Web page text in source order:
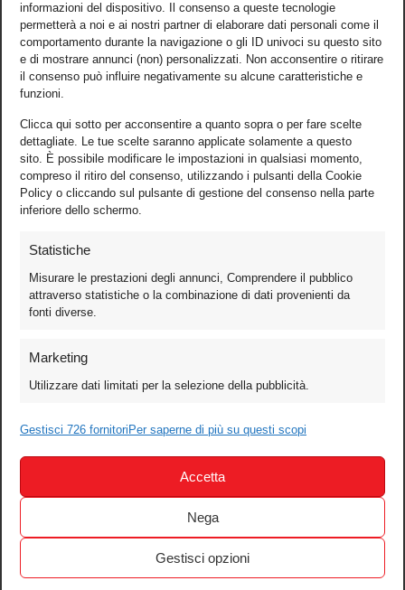
informazioni del dispositivo. Il consenso a queste tecnologie
permetterà a noi e ai nostri partner di elaborare dati personali come il
comportamento durante la navigazione o gli ID univoci su questo sito
e di mostrare annunci (non) personalizzati. Non acconsentire o ritirare
il consenso può influire negativamente su alcune caratteristiche e
funzioni.
Clicca qui sotto per acconsentire a quanto sopra o per fare scelte
dettagliate. Le tue scelte saranno applicate solamente a questo
sito. È possibile modificare le impostazioni in qualsiasi momento,
compreso il ritiro del consenso, utilizzando i pulsanti della Cookie
Policy o cliccando sul pulsante di gestione del consenso nella parte
inferiore dello schermo.
Statistiche
Misurare le prestazioni degli annunci, Comprendere il pubblico
attraverso statistiche o la combinazione di dati provenienti da
fonti diverse.
Marketing
Utilizzare dati limitati per la selezione della pubblicità.
Gestisci 726 fornitori Per saperne di più su questi scopi
Accetta
Nega
Gestisci opzioni
Games
Test
Audio